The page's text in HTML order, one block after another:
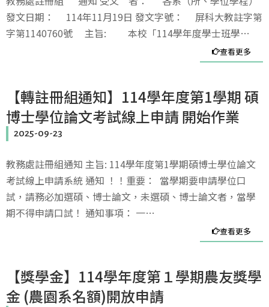
發文日期： 114年11月19日 發文字號： 屏科大教註字第
字第1140760號 主旨: 本校「114學年度學士班學…
查看更多
【轉註冊組通知】114學年度第1學期 碩
博士學位論文考試線上申請 開始作業
2025-09-23
教務處註冊組通知 主旨: 114學年度第1學期碩博士學位論文
考試線上申請系統 通知 ！！重要： 當學期要申請學位口
試，請務必加選碩、博士論文，未選碩、博士論文者，當學
期不得申請口試！ 通知事項： 一…
查看更多
【獎學金】114學年度第１學期農友獎學
金 (農園系名額)開放申請